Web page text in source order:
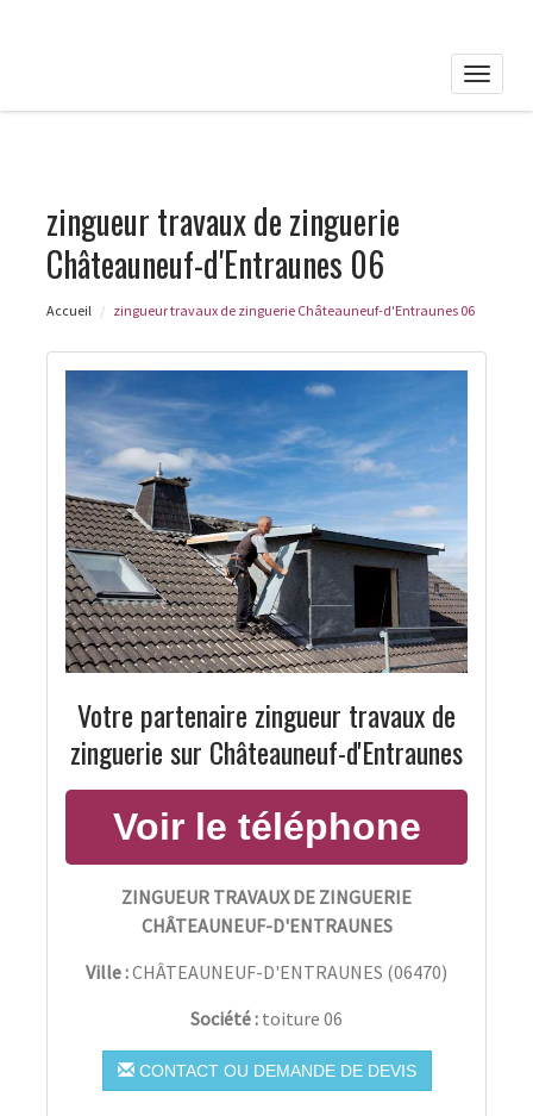
Toggle
zingueur travaux de zinguerie
Châteauneuf-d'Entraunes 06
Accueil zingueur travaux de zinguerie Châteauneuf-d'Entraunes 06
Votre partenaire zingueur travaux de
zinguerie sur Châteauneuf-d'Entraunes
ZINGUEUR TRAVAUX DE ZINGUERIE
CHÂTEAUNEUF-D'ENTRAUNES
Ville :CHÂTEAUNEUF-D'ENTRAUNES (06470)
Société : toiture 06
CONTACT OU DEMANDE DE DEVIS